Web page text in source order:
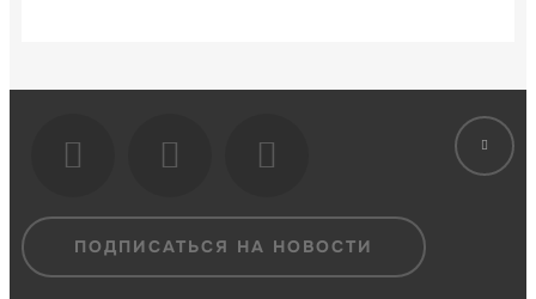
ПОДПИСАТЬСЯ НА НОВОСТИ